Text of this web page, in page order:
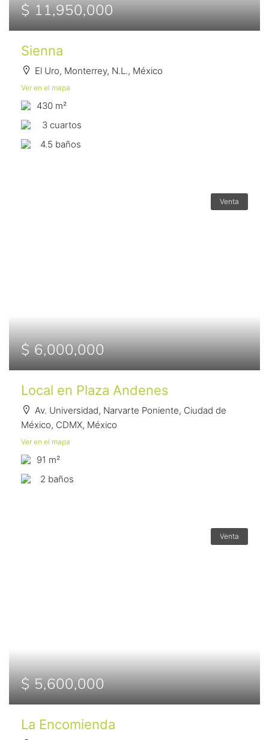
$ 11,950,000
Sienna
El Uro, Monterrey, N.L., México
Ver en el mapa
430 m²
3 сuartos
4.5 baños
Venta
$ 6,000,000
Local en Plaza Andenes
Av. Universidad, Narvarte Poniente, Ciudad de
México, CDMX, México
Ver en el mapa
91 m²
2 baños
Venta
$ 5,600,000
La Encomienda